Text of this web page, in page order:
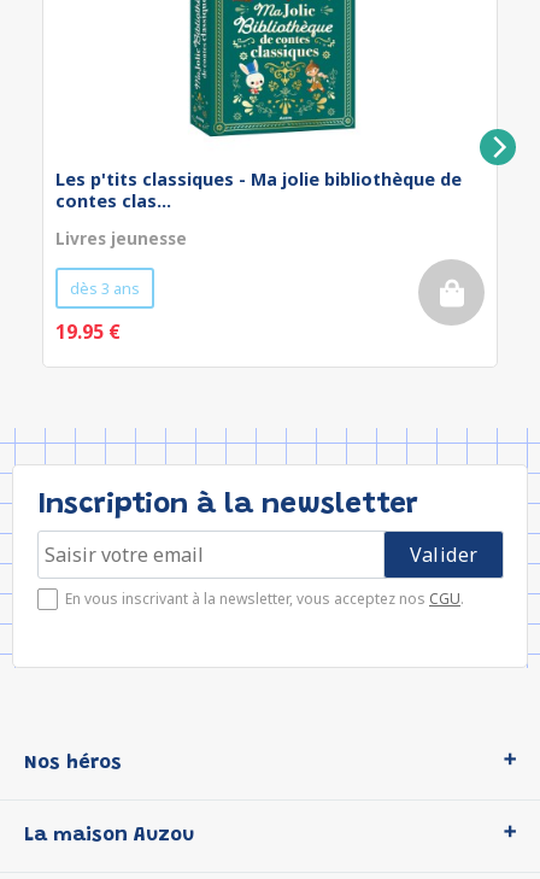
Les p'tits classiques - Ma jolie bibliothèque de
contes clas...
Livres jeunesse
dès 3 ans
19.95 €
Inscription à la newsletter
En vous inscrivant à la newsletter, vous acceptez nos CGU.
Nos héros
P'tit Loup
La maison Auzou